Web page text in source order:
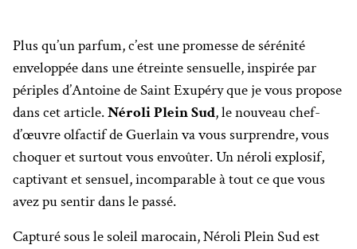
Plus qu’un parfum, c’est une promesse de sérénité
enveloppée dans une étreinte sensuelle, inspirée par
périples d’Antoine de Saint Exupéry que je vous propose
dans cet article.Néroli Plein Sud, le nouveau chef-
d’œuvre olfactif de Guerlain va vous surprendre, vous
choquer et surtout vous envoûter. Un néroli explosif,
captivant et sensuel, incomparable à tout ce que vous
avez pu sentir dans le passé.
Capturé sous le soleil marocain, Néroli Plein Sud est